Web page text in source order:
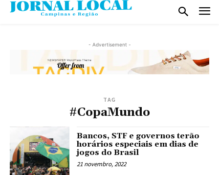
- Advertisement -
TAG
#CopaMundo
Bancos, STF e governos terão
horários especiais em dias de
jogos do Brasil
21 novembro, 2022